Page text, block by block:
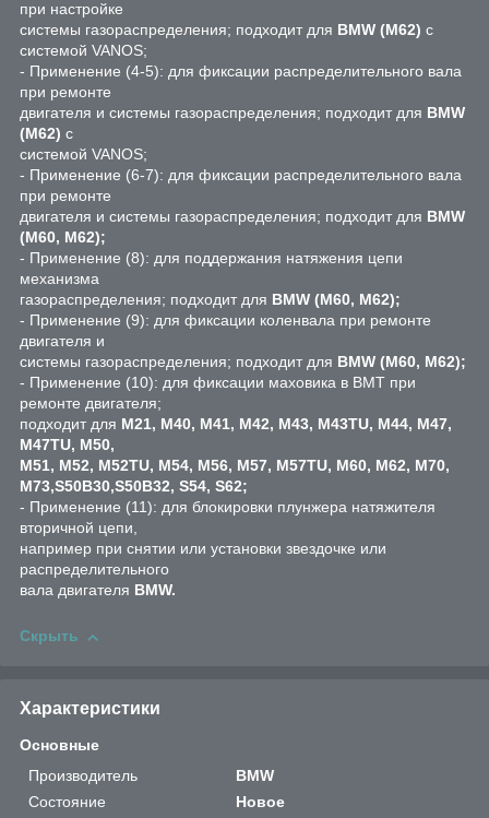
при настройке
системы газораспределения; подходит для BMW (М62) с
системой VANOS;
- Применение (4-5): для фиксации распределительного вала
при ремонте
двигателя и системы газораспределения; подходит для BMW
(М62) с
системой VANOS;
- Применение (6-7): для фиксации распределительного вала
при ремонте
двигателя и системы газораспределения; подходит для BMW
(М60, М62);
- Применение (8): для поддержания натяжения цепи
механизма
газораспределения; подходит для BMW (М60, М62);
- Применение (9): для фиксации коленвала при ремонте
двигателя и
системы газораспределения; подходит для BMW (М60, М62);
- Применение (10): для фиксации маховика в ВМТ при
ремонте двигателя;
подходит для М21, М40, М41, М42, М43, М43TU, М44, М47,
М47TU, М50,
М51, М52, М52TU, М54, М56, М57, М57TU, М60, М62, М70,
М73,S50B30,S50B32, S54, S62;
- Применение (11): для блокировки плунжера натяжителя
вторичной цепи,
например при снятии или установки звездочке или
распределительного
вала двигателя BMW.
Скрыть
Характеристики
Основные
Производитель
BMW
Состояние
Новое